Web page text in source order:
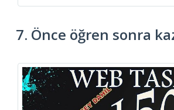
7. Önce öğren sonra